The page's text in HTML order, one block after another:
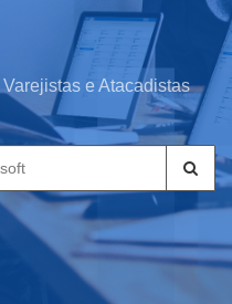
e Atacadistas